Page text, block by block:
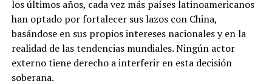
los últimos años, cada vez más países latinoamericanos
han optado por fortalecer sus lazos con China,
basándose en sus propios intereses nacionales y en la
realidad de las tendencias mundiales. Ningún actor
externo tiene derecho a interferir en esta decisión
soberana.